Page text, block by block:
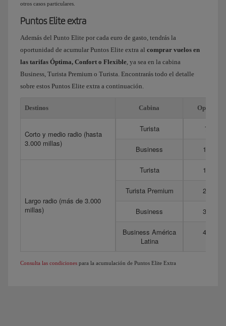
otros casos particulares.
Puntos Elite extra
Además del Punto Elite por cada euro de gasto, tendrás la
oportunidad de acumular Puntos Elite extra al comprar vuelos en
las tarifas Óptima, Confort o Flexible , ya sea en la cabina
Business, Turista Premium o Turista. Encontrarás todo el detalle
sobre estos Puntos Elite extra a continuación.
Destinos Cabina Optima
Corto y medio radio (hasta
3.000 millas)
Turista 75
Business 175
Largo radio (más de 3.000
millas)
Turista 150
Turista Premium 275
Business 350
Business América
Latina
450
Consulta las condiciones para la acumulación de Puntos Elite Extra